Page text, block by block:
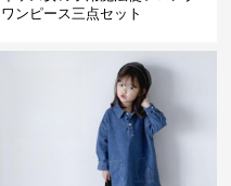
ワンピース三点セット